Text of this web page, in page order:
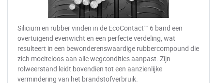
Silicium en rubber vinden in de EcoContact™ 6 band een
overtuigend evenwicht en een perfecte verdeling, wat
resulteert in een bewonderenswaardige rubbercompound die
zich moeiteloos aan alle wegcondities aanpast. Zijn
rolweerstand leidt bovendien tot een aanzienlijke
vermindering van het brandstofverbruik.